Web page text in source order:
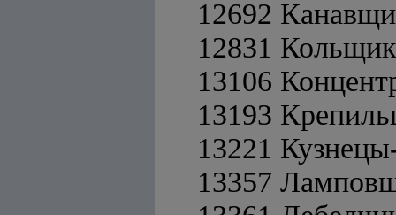
12692
12831
13106
13193
13221
13357